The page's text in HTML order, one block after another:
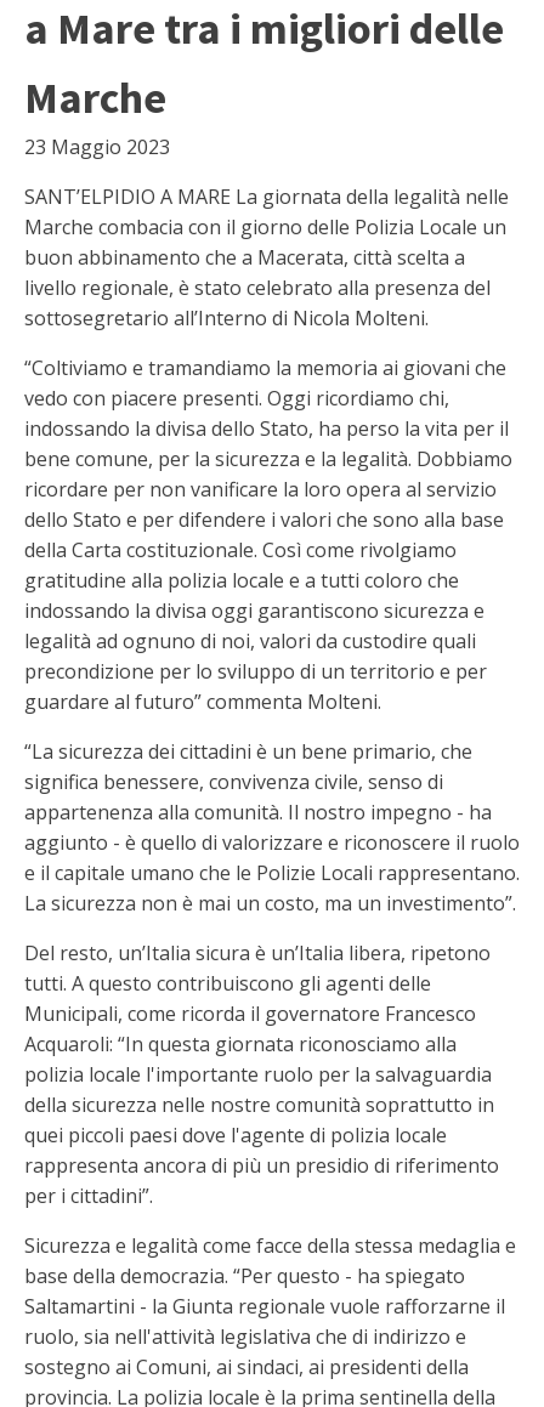
a Mare tra i migliori delle
Marche
23 Maggio 2023
SANT’ELPIDIO A MARE La giornata della legalità nelle
Marche combacia con il giorno delle Polizia Locale un
buon abbinamento che a Macerata, città scelta a
livello regionale, è stato celebrato alla presenza del
sottosegretario all’Interno di Nicola Molteni.
“Coltiviamo e tramandiamo la memoria ai giovani che
vedo con piacere presenti. Oggi ricordiamo chi,
indossando la divisa dello Stato, ha perso la vita per il
bene comune, per la sicurezza e la legalità. Dobbiamo
ricordare per non vanificare la loro opera al servizio
dello Stato e per difendere i valori che sono alla base
della Carta costituzionale. Così come rivolgiamo
gratitudine alla polizia locale e a tutti coloro che
indossando la divisa oggi garantiscono sicurezza e
legalità ad ognuno di noi, valori da custodire quali
precondizione per lo sviluppo di un territorio e per
guardare al futuro” commenta Molteni.
“La sicurezza dei cittadini è un bene primario, che
significa benessere, convivenza civile, senso di
appartenenza alla comunità. Il nostro impegno - ha
aggiunto - è quello di valorizzare e riconoscere il ruolo
e il capitale umano che le Polizie Locali rappresentano.
La sicurezza non è mai un costo, ma un investimento”.
Del resto, un’Italia sicura è un’Italia libera, ripetono
tutti. A questo contribuiscono gli agenti delle
Municipali, come ricorda il governatore Francesco
Acquaroli: “In questa giornata riconosciamo alla
polizia locale l'importante ruolo per la salvaguardia
della sicurezza nelle nostre comunità soprattutto in
quei piccoli paesi dove l'agente di polizia locale
rappresenta ancora di più un presidio di riferimento
per i cittadini”.
Sicurezza e legalità come facce della stessa medaglia e
base della democrazia. “Per questo - ha spiegato
Saltamartini - la Giunta regionale vuole rafforzarne il
ruolo, sia nell'attività legislativa che di indirizzo e
sostegno ai Comuni, ai sindaci, ai presidenti della
provincia. La polizia locale è la prima sentinella della